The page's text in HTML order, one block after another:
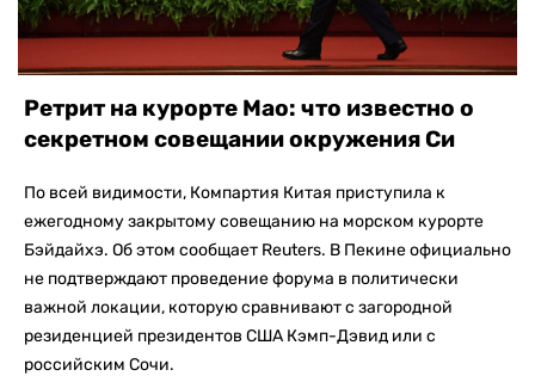
Ретрит на курорте Мао: что известно о
секретном совещании окружения Си
По всей видимости, Компартия Китая приступила к
ежегодному закрытому совещанию на морском курорте
Бэйдайхэ. Об этом сообщает Reuters. В Пекине официально
не подтверждают проведение форума в политически
важной локации, которую сравнивают с загородной
резиденцией президентов США Кэмп-Дэвид или с
российским Сочи.